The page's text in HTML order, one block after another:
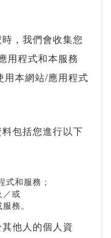
，我們會收集您
用程式和本服務
用本網站/應用程式
包括您進行以下
和服務；
／或
務。
他人的個人資